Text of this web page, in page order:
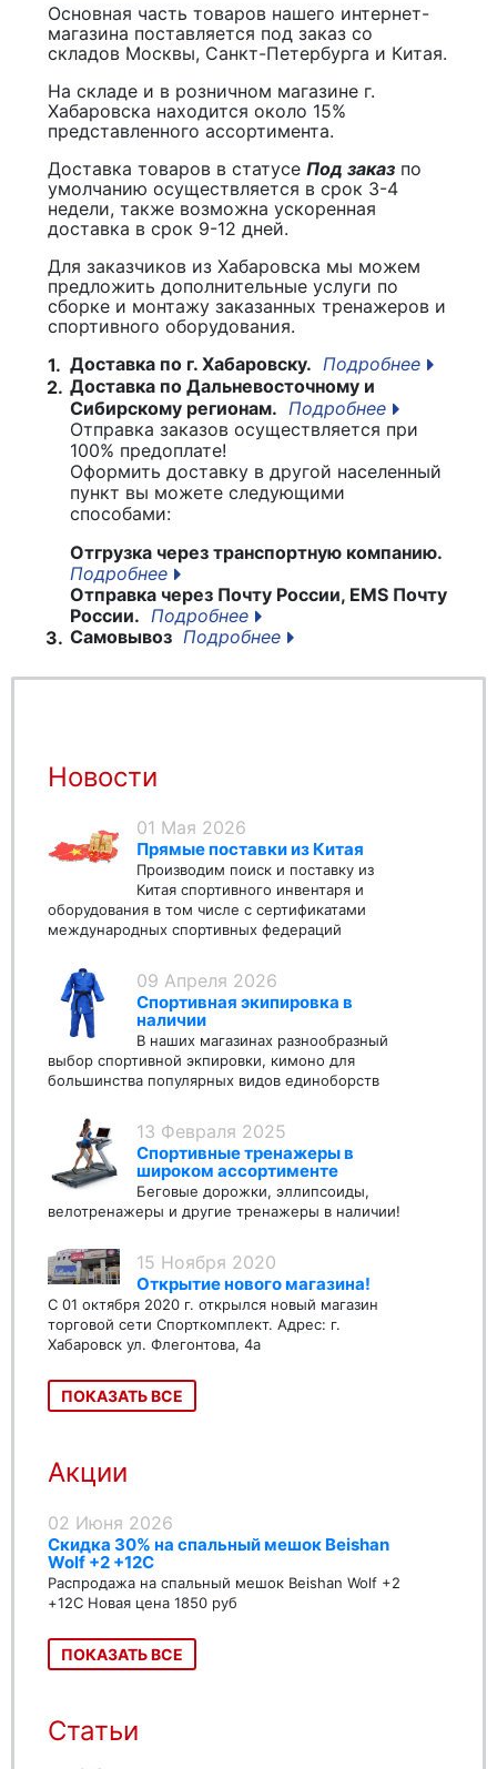
Основная часть товаров нашего интернет-
магазина поставляется под заказ со
складов Москвы, Санкт-Петербурга и Китая.
На складе и в розничном магазине г.
Хабаровска находится около 15%
представленного ассортимента.
Доставка товаров в статусе Под заказ по
умолчанию осуществляется в срок 3-4
недели, также возможна ускоренная
доставка в срок 9-12 дней.
Для заказчиков из Хабаровска мы можем
предложить дополнительные услуги по
сборке и монтажу заказанных тренажеров и
спортивного оборудования.
1. Доставка по г. Хабаровску. Подробнее
2. Доставка по Дальневосточному и
Сибирскому регионам. Подробнее
Отправка заказов осуществляется при
100% предоплате!
Оформить доставку в другой населенный
пункт вы можете следующими
способами:
Отгрузка через транспортную компанию.
Подробнее
Отправка через Почту России, EMS Почту
России. Подробнее
3. Самовывоз Подробнее
Новости
01 Мая 2026
Прямые поставки из Китая
Производим поиск и поставку из
Китая спортивного инвентаря и
оборудования в том числе с сертификатами
международных спортивных федераций
09 Апреля 2026
Спортивная экипировка в
наличии
В наших магазинах разнообразный
выбор спортивной экпировки, кимоно для
большинства популярных видов единоборств
13 Февраля 2025
Спортивные тренажеры в
широком ассортименте
Беговые дорожки, эллипсоиды,
велотренажеры и другие тренажеры в наличии!
15 Ноября 2020
Открытие нового магазина!
С 01 октября 2020 г. открылся новый магазин
торговой сети Спорткомплект. Адрес: г.
Хабаровск ул. Флегонтова, 4а
ПОКАЗАТЬ ВСЕ
Акции
02 Июня 2026
Скидка 30% на спальный мешок Beishan
Wolf +2 +12C
Распродажа на спальный мешок Beishan Wolf +2
+12C Новая цена 1850 руб
ПОКАЗАТЬ ВСЕ
Статьи